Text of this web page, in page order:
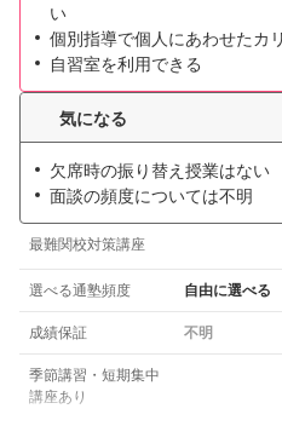
い
個別指導で個人にあわせたカ
自習室を利用できる
気になる
欠席時の振り替え授業はない
面談の頻度については不明
最難関校対策講座
選べる通塾頻度 自由に選べる
成績保証 不明
季節講習・短期集中
講座あり